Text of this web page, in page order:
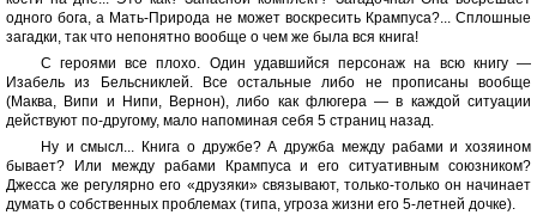
одного бога, а Мать-Природа не может воскресить Крампуса?... Сплошные
загадки, так что непонятно вообще о чем же была вся книга!
С героями все плохо. Один удавшийся персонаж на всю книгу —
Изабель из Бельсниклей. Все остальные либо не прописаны вообще
(Маква, Випи и Нипи, Вернон), либо как флюгера — в каждой ситуации
действуют по-другому, мало напоминая себя 5 страниц назад.
Ну и смысл... Книга о дружбе? А дружба между рабами и хозяином
бывает? Или между рабами Крампуса и его ситуативным союзником?
Джесса же регулярно его «друзяки» связывают, только-только он начинает
думать о собственных проблемах (типа, угроза жизни его 5-летней дочке).